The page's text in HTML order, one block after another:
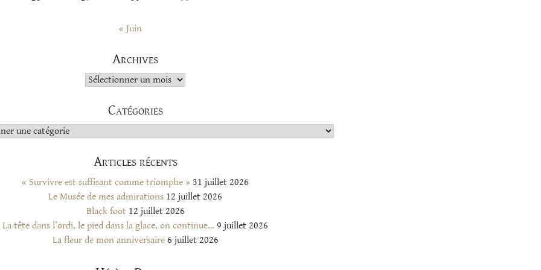
« Juin
Archives
Archives
Catégories
Articles récents
« Survivre est suffisant comme triomphe » 31 juillet 2026
Le Musée de mes admirations 12 juillet 2026
Black foot 12 juillet 2026
La tête dans l’ordi, le pied dans la glace, on continue… 9 juillet 2026
La fleur de mon anniversaire 6 juillet 2026